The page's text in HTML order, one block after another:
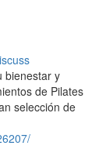
bienestar y
de Pilates
selección de